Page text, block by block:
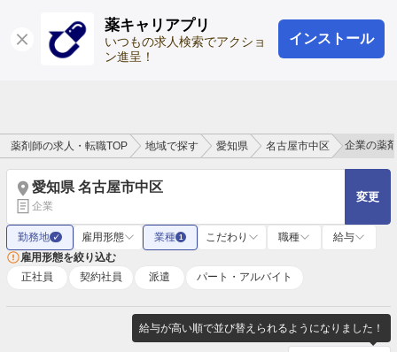
薬キャリアプリ
いつもの求人検索でアクショ
ン進呈！
インストール
ログイン 会員登録
薬剤師の求人・転職TOP 地域で探す 愛知県 名古屋市中区 企業の薬
愛知県 名古屋市中区
企業
変更
勤務地 ✓ 雇用形態 業種 1 こだわり 職種
給与
雇用形態を絞り込む
正社員
契約社員 派遣 パート・アルバイト
給与が高い順で並び替えられるようになりました！